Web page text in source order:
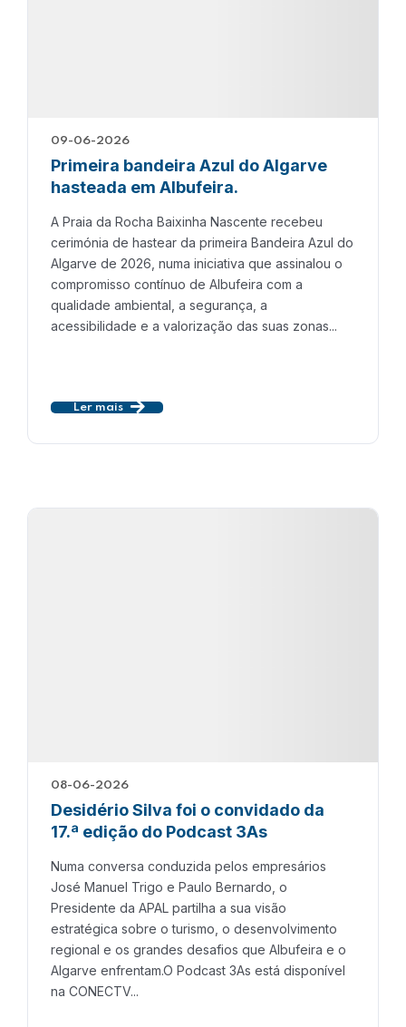
09-06-2026
Primeira bandeira Azul do Algarve
hasteada em Albufeira.
A Praia da Rocha Baixinha Nascente recebeu
cerimónia de hastear da primeira Bandeira Azul do
Algarve de 2026, numa iniciativa que assinalou o
compromisso contínuo de Albufeira com a
qualidade ambiental, a segurança, a
acessibilidade e a valorização das suas zonas...
Ler mais
08-06-2026
Desidério Silva foi o convidado da
17.ª edição do Podcast 3As
Numa conversa conduzida pelos empresários
José Manuel Trigo e Paulo Bernardo, o
Presidente da APAL partilha a sua visão
estratégica sobre o turismo, o desenvolvimento
regional e os grandes desafios que Albufeira e o
Algarve enfrentam.O Podcast 3As está disponível
na CONECTV...